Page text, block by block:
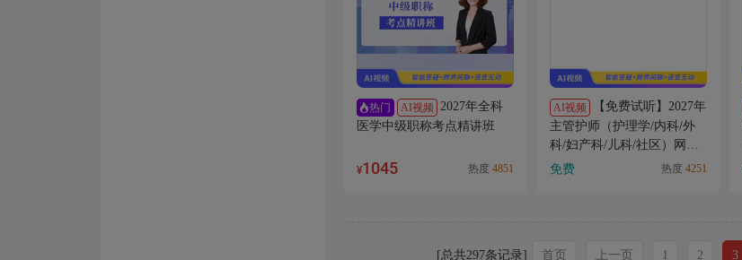
热门 AI视频 2027年全科
医学中级职称考点精讲班
¥1045 热度 4851
AI视频
【免费试听】2027年
主管护师（护理学/内科/外
科/妇产科/儿科/社区）网络
试听课
免费 热度 4251
[总共297条记录] 首页 上一页 1 2 3